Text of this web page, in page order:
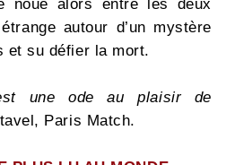
noue alors entre les deux
autour d’un mystère
et su défier la mort.
une ode au plaisir de
Paris Match.